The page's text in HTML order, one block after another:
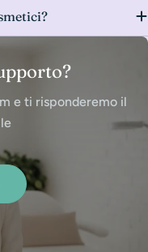
e ti risponderemo il